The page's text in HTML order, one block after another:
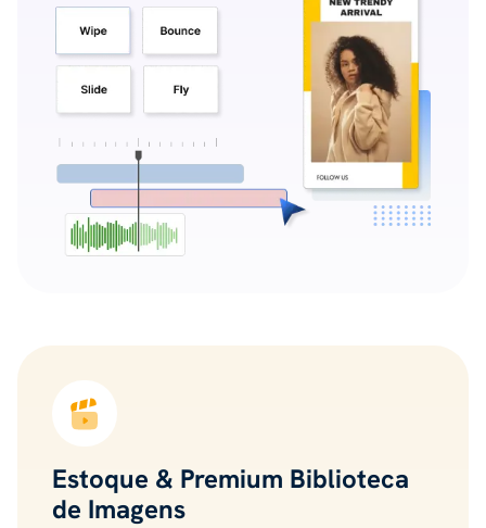
Estoque & Premium Biblioteca
de Imagens